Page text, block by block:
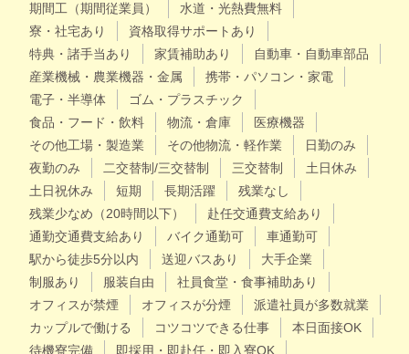
期間工（期間従業員）
水道・光熱費無料
寮・社宅あり
資格取得サポートあり
特典・諸手当あり
家賃補助あり
自動車・自動車部品
産業機械・農業機器・金属
携帯・パソコン・家電
電子・半導体
ゴム・プラスチック
食品・フード・飲料
物流・倉庫
医療機器
その他工場・製造業
その他物流・軽作業
日勤のみ
夜勤のみ
二交替制/三交替制 三交替制
土日休み
土日祝休み
短期 長期活躍
残業なし
残業少なめ（20時間以下）
赴任交通費支給あり
通勤交通費支給あり
バイク通勤可
車通勤可
駅から徒歩5分以内
送迎バスあり
大手企業
制服あり
服装自由
社員食堂・食事補助あり
オフィスが禁煙
オフィスが分煙
派遣社員が多数就業
カップルで働ける
コツコツできる仕事
本日面接OK
待機寮完備
即採用・即赴任・即入寮OK